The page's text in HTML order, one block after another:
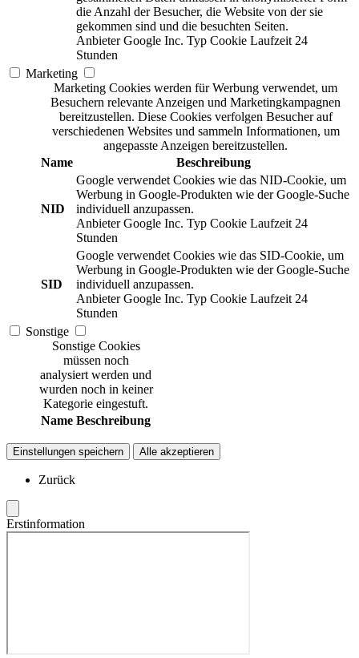
die Anzahl der Besucher, die Website von der sie
gekommen sind und die besuchten Seiten.
Anbieter Google Inc. Typ Cookie Laufzeit 24
Stunden
Marketing
Marketing Cookies werden für Werbung verwendet, um
Besuchern relevante Anzeigen und Marketingkampagnen
bereitzustellen. Diese Cookies verfolgen Besucher auf
verschiedenen Websites und sammeln Informationen, um
angepasste Anzeigen bereitzustellen.
Name
Beschreibung
NID
Google verwendet Cookies wie das NID-Cookie, um
Werbung in Google-Produkten wie der Google-Suche
individuell anzupassen.
Anbieter Google Inc. Typ Cookie Laufzeit 24
Stunden
SID
Google verwendet Cookies wie das SID-Cookie, um
Werbung in Google-Produkten wie der Google-Suche
individuell anzupassen.
Anbieter Google Inc. Typ Cookie Laufzeit 24
Stunden
Sonstige
Sonstige Cookies
müssen noch
analysiert werden und
wurden noch in keiner
Kategorie eingestuft.
Name Beschreibung
Einstellungen speichern Alle akzeptieren
Zurück
Erstinformation